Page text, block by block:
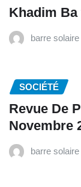
Khadim
barre solaire
SOCIÉTÉ
Revue De
Novembre
barre solaire